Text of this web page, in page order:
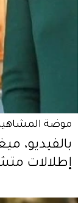
موضة
بالفيديو،
إطلالات